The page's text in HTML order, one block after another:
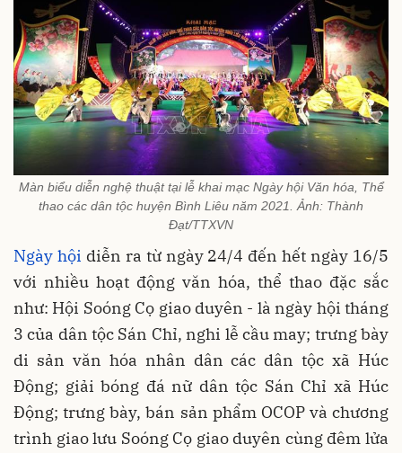
Màn biểu diễn nghệ thuật tại lễ khai mạc Ngày hội Văn hóa, Thể
thao các dân tộc huyện Bình Liêu năm 2021. Ảnh: Thành
Đạt/TTXVN
Ngày hội diễn ra từ ngày 24/4 đến hết ngày 16/5
với nhiều hoạt động văn hóa, thể thao đặc sắc
như: Hội Soóng Cọ giao duyên - là ngày hội tháng
3 của dân tộc Sán Chỉ, nghi lễ cầu may; trưng bày
di sản văn hóa nhân dân các dân tộc xã Húc
Động; giải bóng đá nữ dân tộc Sán Chỉ xã Húc
Động; trưng bày, bán sản phẩm OCOP và chương
trình giao lưu Soóng Cọ giao duyên cùng đêm lửa